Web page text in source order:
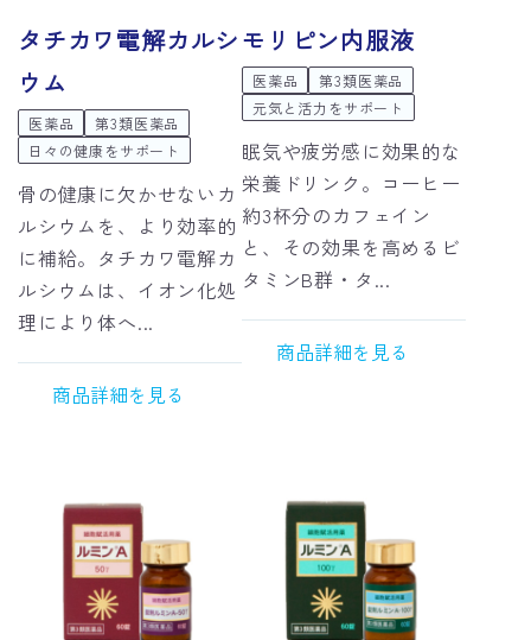
タチカワ電解カルシ
ウム
医薬品
第3類医薬品
日々の健康をサポート
骨の健康に欠かせないカ
ルシウムを、より効率的
に補給。タチカワ電解カ
ルシウムは、イオン化処
理により体へ...
商品詳細を見る
モリピン内服液
医薬品
第3類医薬品
元気と活力をサポート
眠気や疲労感に効果的な
栄養ドリンク。コーヒー
約3杯分のカフェイン
と、その効果を高めるビ
タミンB群・タ...
商品詳細を見る